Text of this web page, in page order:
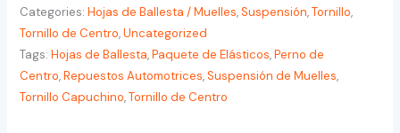
Categories:Hojas de Ballesta / Muelles,Suspensión,Tornillo,
Tornillo de Centro,Uncategorized
Tags:Hojas de Ballesta,Paquete de Elásticos,Perno de
Centro,Repuestos Automotrices,Suspensión de Muelles,
Tornillo Capuchino,Tornillo de Centro